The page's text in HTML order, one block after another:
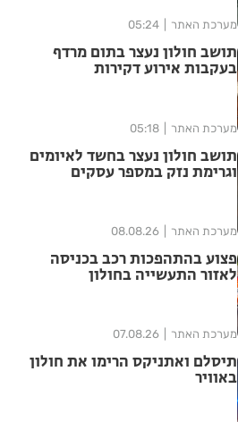
מערכת האתר 05:24
תושב חולון נעצר בתום מרדף
בעקבות אירוע דקירות
מערכת האתר 05:18
תושב חולון נעצר בחשד לאיומים
וגרימת נזק במספר עסקים
מערכת האתר 08.08.26
פצוע בהתהפכות רכב בכניסה
לאזור התעשייה בחולון
מערכת האתר 07.08.26
תיסלם ואתניקס הרימו את חולון
באוויר